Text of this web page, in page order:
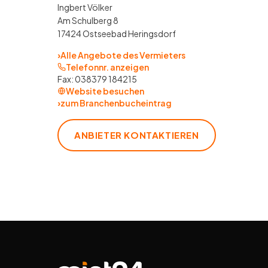
Ingbert Völker
Am Schulberg 8
17424 Ostseebad Heringsdorf
›Alle Angebote des Vermieters
Telefonnr. anzeigen
Fax:038379 184215
Website besuchen
›zum Branchenbucheintrag
ANBIETER KONTAKTIEREN